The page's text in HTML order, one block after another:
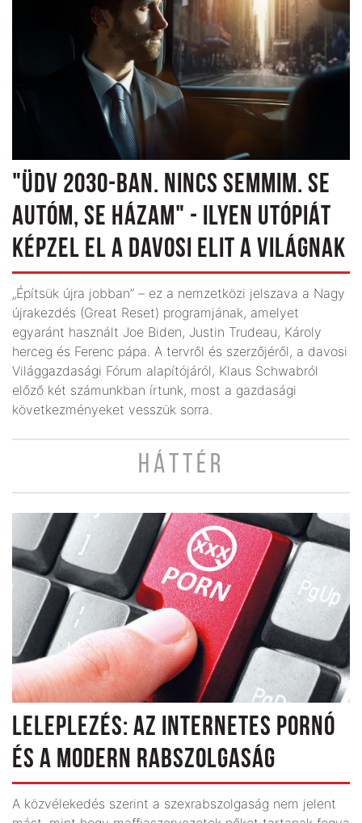
"ÜDV 2030-BAN. NINCS SEMMIM. SE
AUTÓM, SE HÁZAM" - ILYEN UTÓPIÁT
KÉPZEL EL A DAVOSI ELIT A VILÁGNAK
„Építsük újra jobban” – ez a nemzetközi jelszava a Nagy
újrakezdés (Great Reset) programjának, amelyet
egyaránt használt Joe Biden, Justin Trudeau, Károly
herceg és Ferenc pápa. A tervről és szerzőjéről, a davosi
Világgazdasági Fórum alapítójáról, Klaus Schwabról
előző két számunkban írtunk, most a gazdasági
következményeket vesszük sorra.
HÁTTÉR
LELEPLEZÉS: AZ INTERNETES PORNÓ
ÉS A MODERN RABSZOLGASÁG
A közvélekedés szerint a szexrabszolgaság nem jelent